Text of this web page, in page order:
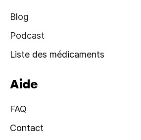
Blog
Podcast
Liste des médicaments
Aide
FAQ
Contact